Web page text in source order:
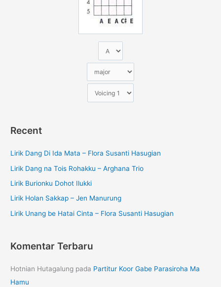
Recent
Lirik Dang Di Ida Mata – Flora Susanti Hasugian
Lirik Dang na Tois Rohakku – Arghana Trio
Lirik Burionku Dohot Ilukki
Lirik Holan Sakkap – Jen Manurung
Lirik Unang be Hatai Cinta – Flora Susanti Hasugian
Komentar Terbaru
Hotnian Hutagalung pada Partitur Koor Gabe Parasiroha Ma
Hamu